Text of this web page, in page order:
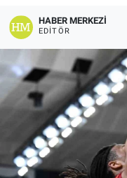
HABER MERKEZI
EDITÖR